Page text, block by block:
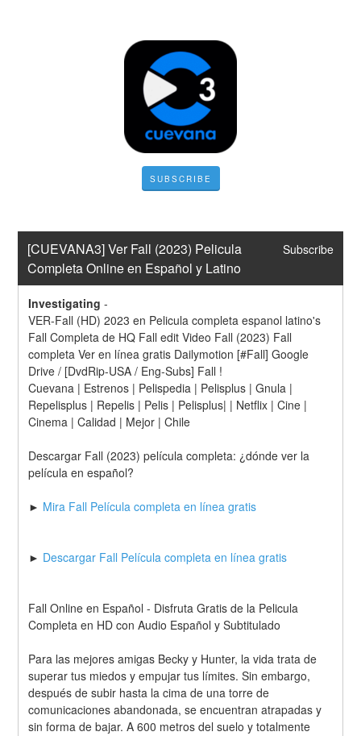
SUBSCRIBE
[CUEVANA3] Ver Fall (2023) Pelicula
Completa Online en Español y Latino
Subscribe
Investigating -
VER-Fall (HD) 2023 en Pelicula completa espanol latino's
Fall Completa de HQ Fall edit Video Fall (2023) Fall
completa Ver en línea gratis Dailymotion [#Fall] Google
Drive / [DvdRip-USA / Eng-Subs] Fall !
Cuevana | Estrenos | Pelispedia | Pelisplus | Gnula |
Repelisplus | Repelis | Pelis | Pelisplus| | Netflix | Cine |
Cinema | Calidad | Mejor | Chile
Descargar Fall (2023) película completa: ¿dónde ver la
película en español?
► Mira Fall Película completa en línea gratis
► Descargar Fall Película completa en línea gratis
Fall Online en Español - Disfruta Gratis de la Pelicula
Completa en HD con Audio Español y Subtitulado
Para las mejores amigas Becky y Hunter, la vida trata de
superar tus miedos y empujar tus límites. Sin embargo,
después de subir hasta la cima de una torre de
comunicaciones abandonada, se encuentran atrapadas y
sin forma de bajar. A 600 metros del suelo y totalmente